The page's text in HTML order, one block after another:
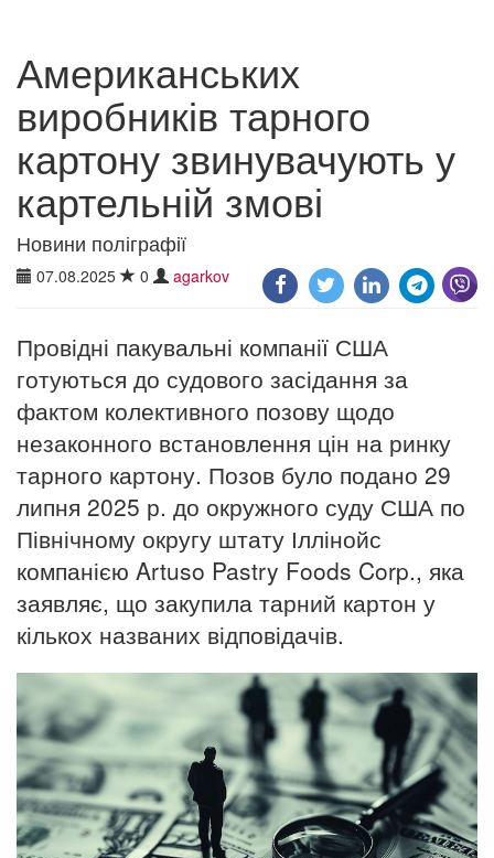
Американських
виробників тарного
картону звинувачують у
картельній змові
Новини поліграфії
07.08.2025 0 agarkov
Провідні пакувальні компанії США
готуються до судового засідання за
фактом колективного позову щодо
незаконного встановлення цін на ринку
тарного картону. Позов було подано 29
липня 2025 р. до окружного суду США по
Північному округу штату Іллінойс
компанією Artuso Pastry Foods Corp., яка
заявляє, що закупила тарний картон у
кількох названих відповідачів.